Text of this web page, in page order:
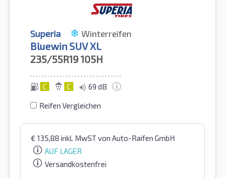
Superia Winterreifen
Bluewin SUV XL
235/55R19105H
C C 69 dB
Reifen Vergleichen
€ 135,88 inkl. MwSTvon Auto-Raifen GmbH
AUF LAGER
Versandkostenfrei